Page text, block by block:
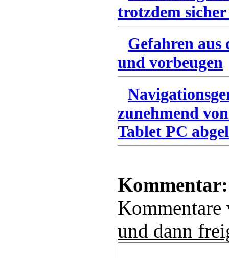
trotzdem
Gefahren
und vorbeugen
zunehmend
Tablet PC
Kommentar:
und dann